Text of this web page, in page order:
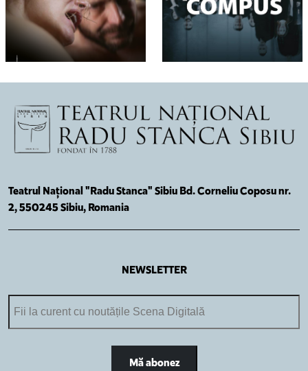
Teatrul Național "Radu Stanca" Sibiu Bd. Corneliu Coposu nr.
2, 550245 Sibiu, Romania
NEWSLETTER